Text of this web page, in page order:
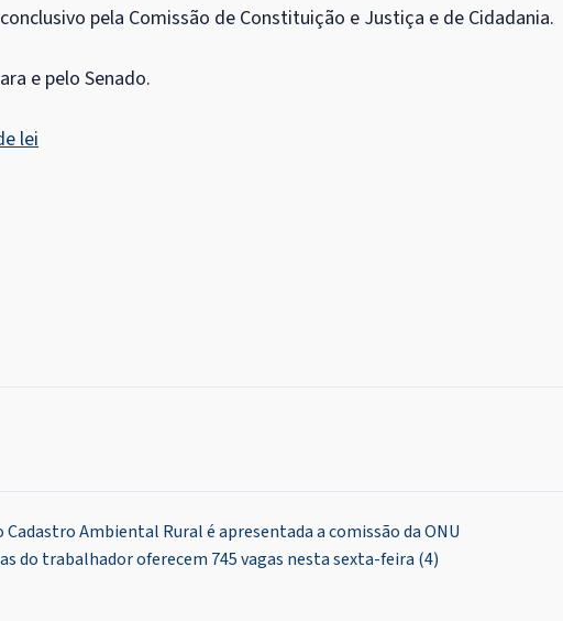
pela Comissão de Constituição e Justiça e de Cidadania.
e pelo Senado.
lei
Cadastro Ambiental Rural é apresentada a comissão da ONU
do trabalhador oferecem 745 vagas nesta sexta-feira (4)